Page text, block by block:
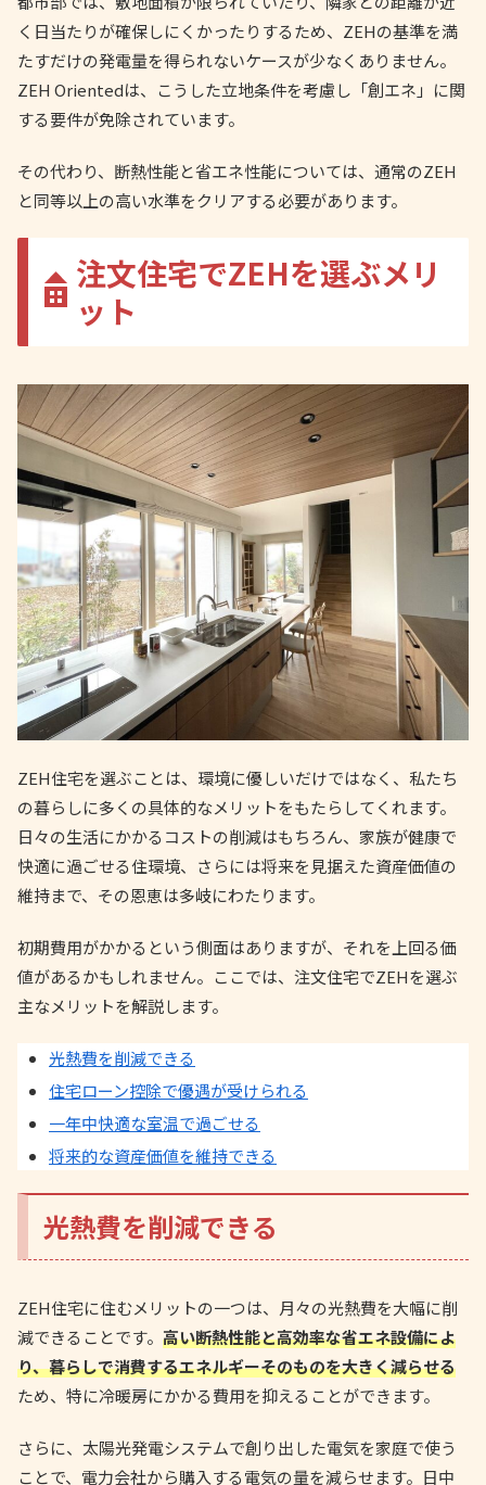
く日当たりが確保しにくかったりするため、ZEHの基準を満
たすだけの発電量を得られないケースが少なくありません。
ZEH Orientedは、こうした立地条件を考慮し「創エネ」に関
する要件が免除されています。
その代わり、断熱性能と省エネ性能については、通常のZEH
と同等以上の高い水準をクリアする必要があります。
注文住宅でZEHを選ぶメリ
ット
ZEH住宅を選ぶことは、環境に優しいだけではなく、私たち
の暮らしに多くの具体的なメリットをもたらしてくれます。
日々の生活にかかるコストの削減はもちろん、家族が健康で
快適に過ごせる住環境、さらには将来を見据えた資産価値の
維持まで、その恩恵は多岐にわたります。
初期費用がかかるという側面はありますが、それを上回る価
値があるかもしれません。ここでは、注文住宅でZEHを選ぶ
主なメリットを解説します。
光熱費を削減できる
住宅ローン控除で優遇が受けられる
一年中快適な室温で過ごせる
将来的な資産価値を維持できる
光熱費を削減できる
ZEH住宅に住むメリットの一つは、月々の光熱費を大幅に削
減できることです。 高い断熱性能と高効率な省エネ設備によ
り、暮らしで消費するエネルギーそのものを大きく減らせる
ため、特に冷暖房にかかる費用を抑えることができます。
さらに、太陽光発電システムで創り出した電気を家庭で使う
ことで、電力会社から購入する電気の量を減らせます。日中